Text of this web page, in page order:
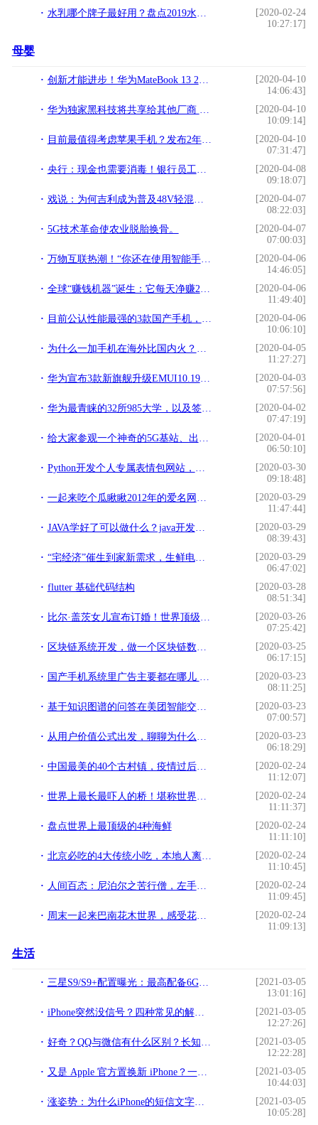
水乳哪个牌子最好用？盘点2019水乳套装排行榜前6名
[2020-02-24
10:27:17]
母婴
创新才能进步！华为MateBook 13 2020款评测：超值的2K触控全面屏
[2020-04-10
14:06:43]
华为独家黑科技将共享给其他厂商 网友齐呼良心
[2020-04-10
10:09:14]
目前最值得考虑苹果手机？发布2年丝毫不落后，但价格略贵
[2020-04-10
07:31:47]
央行：现金也需要消毒！银行员工：请大家多用支付宝
[2020-04-08
09:18:07]
戏说：为何吉利成为普及48V轻混的头排兵
[2020-04-07
08:22:03]
5G技术革命使农业脱胎换骨。
[2020-04-07
07:00:03]
万物互联热潮！“你还在使用智能手机！那你已经OUT啦”
[2020-04-06
14:46:05]
全球“赚钱机器”诞生：它每天净赚21亿，是苹果的2倍
[2020-04-06
11:49:40]
目前公认性能最强的3款国产手机，颜值性能兼具，用三年不落伍
[2020-04-06
10:06:10]
为什么一加手机在海外比国内火？离不开这3个原因
[2020-04-05
11:27:27]
华为宣布3款新旗舰升级EMUI10.195系统，你的手机在其中吗？
[2020-04-03
07:57:56]
华为最青睐的32所985大学，以及签约人数排名
[2020-04-02
07:47:19]
给大家参观一个神奇的5G基站、出现在神奇的国度，你猜是哪里？
[2020-04-01
06:50:10]
Python开发个人专属表情包网站，表情在手，天下我有
[2020-03-30
09:18:48]
一起来吃个瓜瞅瞅2012年的爱名网域名管理系统，8年前就很牛了
[2020-03-29
11:47:44]
JAVA学好了可以做什么？java开发的七个工作方向
[2020-03-29
08:39:43]
“宅经济”催生到家新需求，生鲜电商迎黄金期
[2020-03-29
06:47:02]
flutter 基础代码结构
[2020-03-28
08:51:34]
比尔·盖茨女儿宣布订婚！世界顶级富豪的女婿是谁？
[2020-03-26
07:25:42]
区块链系统开发，做一个区块链数字钱包app多少钱
[2020-03-25
06:17:15]
国产手机系统里广告主要都在哪儿 影响到日常使用了吗？
[2020-03-23
08:11:25]
基于知识图谱的问答在美团智能交互场景中的应用和演进
[2020-03-23
07:00:57]
从用户价值公式出发，聊聊为什么聊天宝会失败
[2020-03-23
06:18:29]
中国最美的40个古村镇，疫情过后一个一个走遍
[2020-02-24
11:12:07]
世界上最长最吓人的桥！堪称世界奇观！去了脚都站不直
[2020-02-24
11:11:37]
盘点世界上最顶级的4种海鲜
[2020-02-24
11:11:10]
北京必吃的4大传统小吃，本地人离不开的一口，没想到第一名是它
[2020-02-24
11:10:45]
人间百态：尼泊尔之苦行僧，左手人间，右手天堂
[2020-02-24
11:09:45]
周末一起来巴南花木世界，感受花朵烂漫的笑容，品味百日草的气息
[2020-02-24
11:09:13]
生活
三星S9/S9+配置曝光：最高配备6GB内存!
[2021-03-05
13:01:16]
iPhone突然没信号？四种常见的解决方法!
[2021-03-05
12:27:26]
好奇？QQ与微信有什么区别？长知识了！!
[2021-03-05
12:22:28]
又是 Apple 官方置换新 iPhone？一张图知 最新 iPhone 回收价！!
[2021-03-05
10:44:03]
涨姿势：为什么iPhone的短信文字有的是蓝色，有的是绿色？!
[2021-03-05
10:05:28]